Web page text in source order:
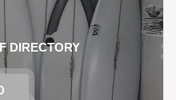
DIRECTORY